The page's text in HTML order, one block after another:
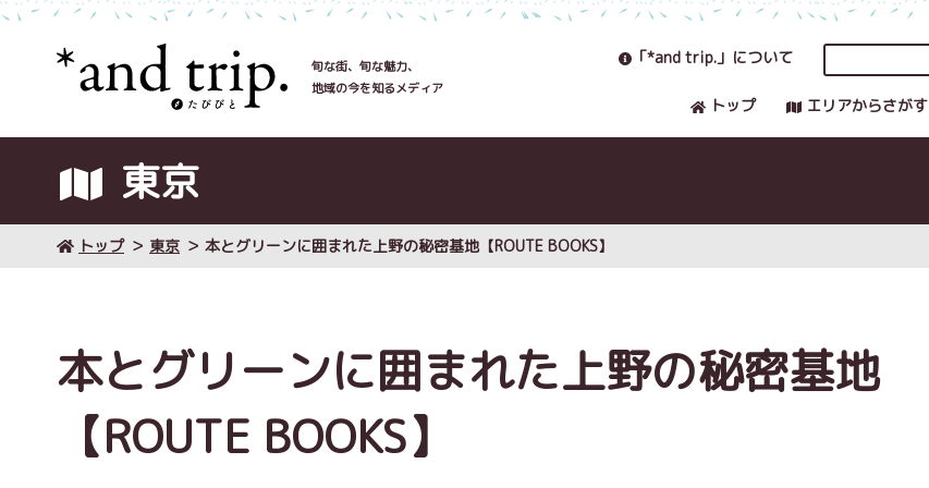
旬な街、旬な魅力、
地域の今を知るメディア
「*and trip.」について
トップ エリアからさがす
東京
トップ 東京 本とグリーンに囲まれた上野の秘密基地【ROUTE BOOKS】
本とグリーンに囲まれた上野の秘密基地
【ROUTE BOOKS】